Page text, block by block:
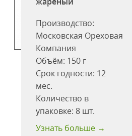
Производство:
Московская Ореховая
Компания
Объём: 150 г
Срок годности: 12
мес.
Количество в
упаковке: 8 шт.
Узнать больше →